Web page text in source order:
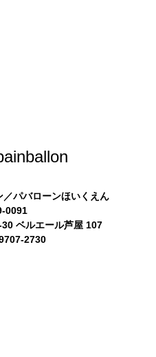
パバローンほいくえん
0091
ベルエール芦屋 107
2730